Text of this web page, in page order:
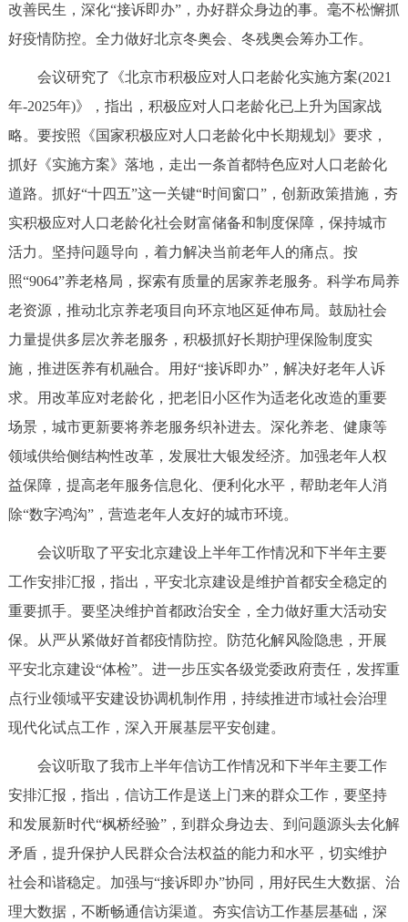
北京概况 十六区概览 人文北京
绿色北京 图说北京 视频北京
多语种
ENGLISH 한국어 日本語
DEUTSCH FRANÇAIS РУССКИЙ ЯЗЫК
回到顶部
改善民生，深化“接诉即办”，办好群众身边的事。毫不松懈抓
好疫情防控。全力做好北京冬奥会、冬残奥会筹办工作。
会议研究了《北京市积极应对人口老龄化实施方案(2021
年-2025年)》，指出，积极应对人口老龄化已上升为国家战
略。要按照《国家积极应对人口老龄化中长期规划》要求，
抓好《实施方案》落地，走出一条首都特色应对人口老龄化
道路。抓好“十四五”这一关键“时间窗口”，创新政策措施，夯
实积极应对人口老龄化社会财富储备和制度保障，保持城市
活力。坚持问题导向，着力解决当前老年人的痛点。按
照“9064”养老格局，探索有质量的居家养老服务。科学布局养
老资源，推动北京养老项目向环京地区延伸布局。鼓励社会
力量提供多层次养老服务，积极抓好长期护理保险制度实
施，推进医养有机融合。用好“接诉即办”，解决好老年人诉
求。用改革应对老龄化，把老旧小区作为适老化改造的重要
场景，城市更新要将养老服务织补进去。深化养老、健康等
领域供给侧结构性改革，发展壮大银发经济。加强老年人权
益保障，提高老年服务信息化、便利化水平，帮助老年人消
除“数字鸿沟”，营造老年人友好的城市环境。
会议听取了平安北京建设上半年工作情况和下半年主要
工作安排汇报，指出，平安北京建设是维护首都安全稳定的
重要抓手。要坚决维护首都政治安全，全力做好重大活动安
保。从严从紧做好首都疫情防控。防范化解风险隐患，开展
平安北京建设“体检”。进一步压实各级党委政府责任，发挥重
点行业领域平安建设协调机制作用，持续推进市域社会治理
现代化试点工作，深入开展基层平安创建。
会议听取了我市上半年信访工作情况和下半年主要工作
安排汇报，指出，信访工作是送上门来的群众工作，要坚持
和发展新时代“枫桥经验”，到群众身边去、到问题源头去化解
矛盾，提升保护人民群众合法权益的能力和水平，切实维护
社会和谐稳定。加强与“接诉即办”协同，用好民生大数据、治
理大数据，不断畅通信访渠道。夯实信访工作基层基础，深